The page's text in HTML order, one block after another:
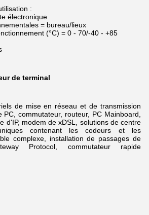
:
électronique
= bureau/lieux
(°C) = 0 - 70/-40 - +85
de terminal
de mise en réseau et de transmission
commutateur, routeur, PC Mainboard,
d'IP, modem de xDSL,
solutions de centre
contenant les codeurs et les
complexe, installation de passages de
Protocol, commutateur rapide